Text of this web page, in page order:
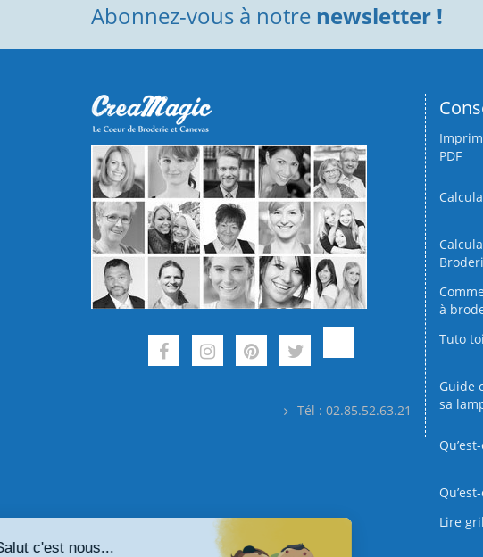
Abonnez-vous à notre newsletter !
Tél : 02.85.52.63.21
PDF
à
Tuto
Guide
sa
Lire